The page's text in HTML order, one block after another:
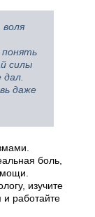
воля
понять
силы
даже
боль,
изучите
и работайте